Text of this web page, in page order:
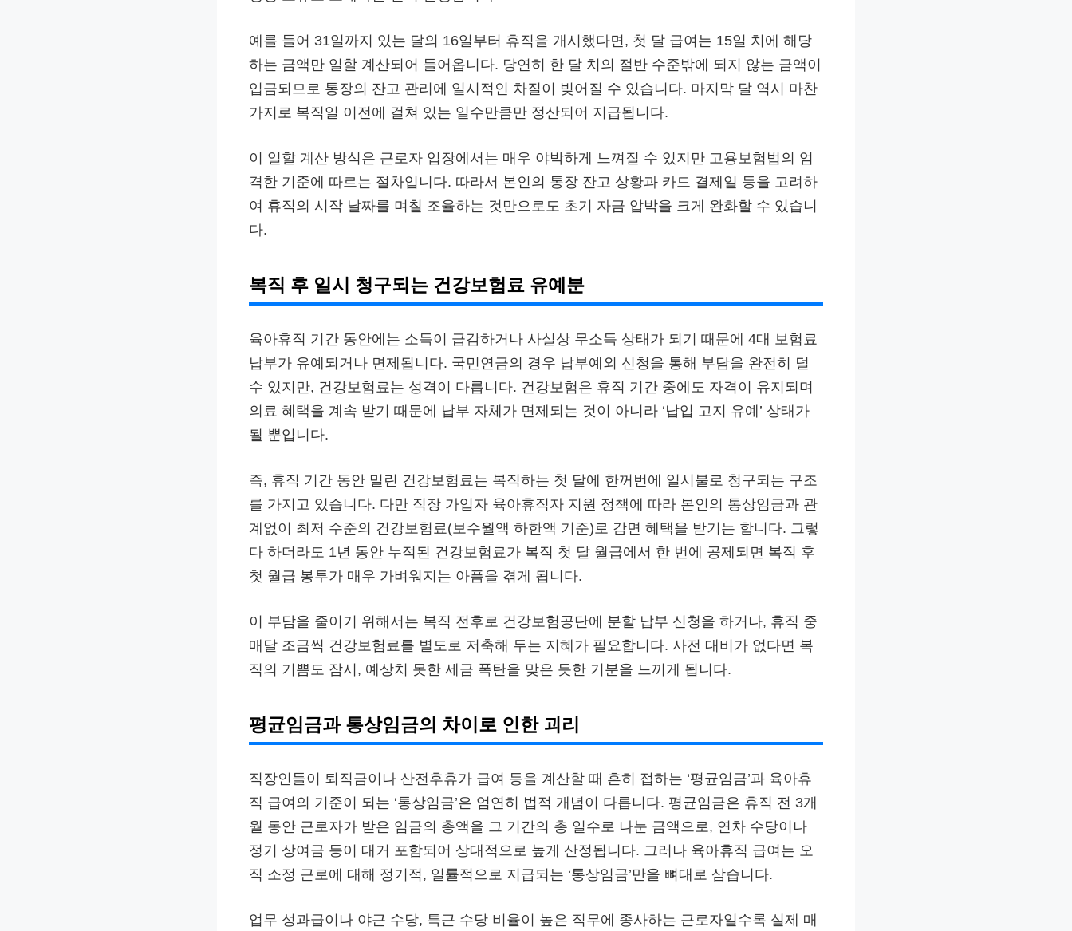
예를 들어 31일까지 있는 달의 16일부터 휴직을 개시했다면, 첫 달 급여는 15일 치에 해당
하는 금액만 일할 계산되어 들어옵니다. 당연히 한 달 치의 절반 수준밖에 되지 않는 금액이
입금되므로 통장의 잔고 관리에 일시적인 차질이 빚어질 수 있습니다. 마지막 달 역시 마찬
가지로 복직일 이전에 걸쳐 있는 일수만큼만 정산되어 지급됩니다.
이 일할 계산 방식은 근로자 입장에서는 매우 야박하게 느껴질 수 있지만 고용보험법의 엄
격한 기준에 따르는 절차입니다. 따라서 본인의 통장 잔고 상황과 카드 결제일 등을 고려하
여 휴직의 시작 날짜를 며칠 조율하는 것만으로도 초기 자금 압박을 크게 완화할 수 있습니
다.
복직 후 일시 청구되는 건강보험료 유예분
육아휴직 기간 동안에는 소득이 급감하거나 사실상 무소득 상태가 되기 때문에 4대 보험료
납부가 유예되거나 면제됩니다. 국민연금의 경우 납부예외 신청을 통해 부담을 완전히 덜
수 있지만, 건강보험료는 성격이 다릅니다. 건강보험은 휴직 기간 중에도 자격이 유지되며
의료 혜택을 계속 받기 때문에 납부 자체가 면제되는 것이 아니라 ‘납입 고지 유예’ 상태가
될 뿐입니다.
즉, 휴직 기간 동안 밀린 건강보험료는 복직하는 첫 달에 한꺼번에 일시불로 청구되는 구조
를 가지고 있습니다. 다만 직장 가입자 육아휴직자 지원 정책에 따라 본인의 통상임금과 관
계없이 최저 수준의 건강보험료(보수월액 하한액 기준)로 감면 혜택을 받기는 합니다. 그렇
다 하더라도 1년 동안 누적된 건강보험료가 복직 첫 달 월급에서 한 번에 공제되면 복직 후
첫 월급 봉투가 매우 가벼워지는 아픔을 겪게 됩니다.
이 부담을 줄이기 위해서는 복직 전후로 건강보험공단에 분할 납부 신청을 하거나, 휴직 중
매달 조금씩 건강보험료를 별도로 저축해 두는 지혜가 필요합니다. 사전 대비가 없다면 복
직의 기쁨도 잠시, 예상치 못한 세금 폭탄을 맞은 듯한 기분을 느끼게 됩니다.
평균임금과 통상임금의 차이로 인한 괴리
직장인들이 퇴직금이나 산전후휴가 급여 등을 계산할 때 흔히 접하는 ‘평균임금’과 육아휴
직 급여의 기준이 되는 ‘통상임금’은 엄연히 법적 개념이 다릅니다. 평균임금은 휴직 전 3개
월 동안 근로자가 받은 임금의 총액을 그 기간의 총 일수로 나눈 금액으로, 연차 수당이나
정기 상여금 등이 대거 포함되어 상대적으로 높게 산정됩니다. 그러나 육아휴직 급여는 오
직 소정 근로에 대해 정기적, 일률적으로 지급되는 ‘통상임금’만을 뼈대로 삼습니다.
업무 성과급이나 야근 수당, 특근 수당 비율이 높은 직무에 종사하는 근로자일수록 실제 매